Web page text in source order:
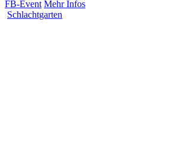
FB-Event Mehr Infos
Schlachtgarten